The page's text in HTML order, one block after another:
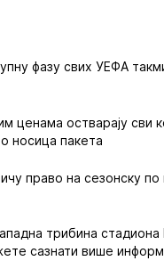
фазу свих УЕФА
ценама остварају сви
носица пакета
право на сезонску
трибина стадиона
сазнати више